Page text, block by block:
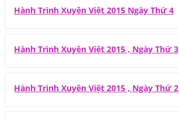
Hành Trình Xuyên Việt 2015 Ngày Thứ 4
Hành Trình Xuyên Việt 2015 , Ngày Thứ 3
Hành Trình Xuyên Việt 2015 , Ngày Thứ 2